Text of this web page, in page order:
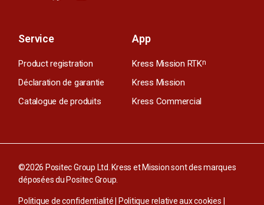
Service
Product registration
Déclaration de garantie
Catalogue de produits
App
Kress Mission RTKn
Kress Mission
Kress Commercial
©2026 Positec Group Ltd. Kress et Mission sont des marques
déposées du Positec Group.
Politique de confidentialité Politique relative aux cookies